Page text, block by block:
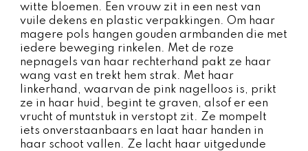
witte bloemen. Een vrouw zit in een nest van
vuile dekens en plastic verpakkingen. Om haar
magere pols hangen gouden armbanden die met
iedere beweging rinkelen. Met de roze
nepnagels van haar rechterhand pakt ze haar
wang vast en trekt hem strak. Met haar
linkerhand, waarvan de pink nagelloos is, prikt
ze in haar huid, begint te graven, alsof er een
vrucht of muntstuk in verstopt zit. Ze mompelt
iets onverstaanbaars en laat haar handen in
haar schoot vallen. Ze lacht haar uitgedunde